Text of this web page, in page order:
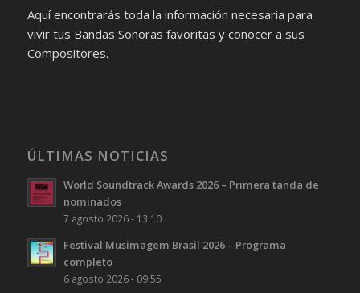
Aquí encontrarás toda la información necesaria para
vivir tus Bandas Sonoras favoritas y conocer a sus
Compositores.
ÚLTIMAS NOTICIAS
World Soundtrack Awards 2026 – Primera tanda de
nominados
7 agosto 2026 - 13:10
Festival Musimagem Brasil 2026 – Programa
completo
6 agosto 2026 - 09:55